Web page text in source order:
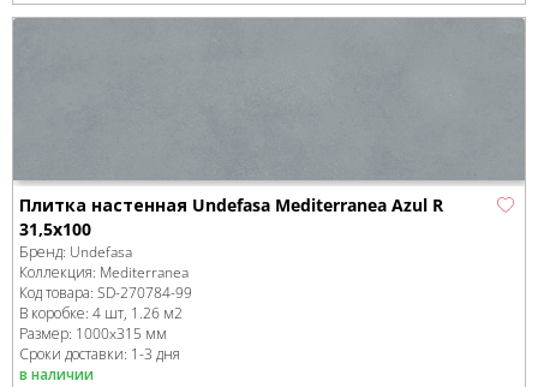
Плитка настенная Undefasa Mediterranea Azul R
31,5x100
Бренд: Undefasa
Коллекция: Mediterranea
Код товара: SD-270784-99
В коробке: 4 шт, 1.26 м2
Размер: 1000x315 мм
Сроки доставки: 1-3 дня
в наличии